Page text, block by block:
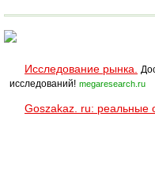
Исследование рынка.
исследований! megaresearch.ru
Goszakaz. ru: реальные